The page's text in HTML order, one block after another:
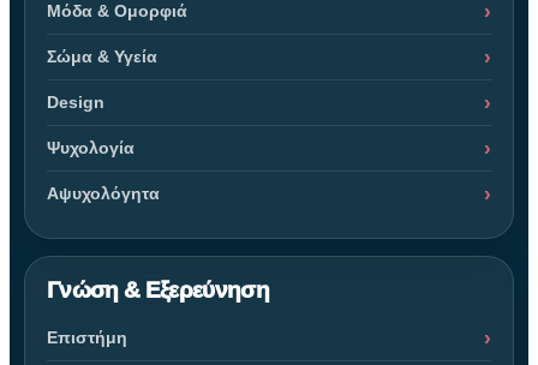
Μόδα & Ομορφιά
Σώμα & Υγεία
Design
Ψυχολογία
Αψυχολόγητα
Γνώση & Εξερεύνηση
Επιστήμη